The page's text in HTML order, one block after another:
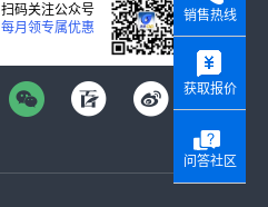
扫码关注公众号
每月领专属优惠
销售热线
获取报价
问答社区